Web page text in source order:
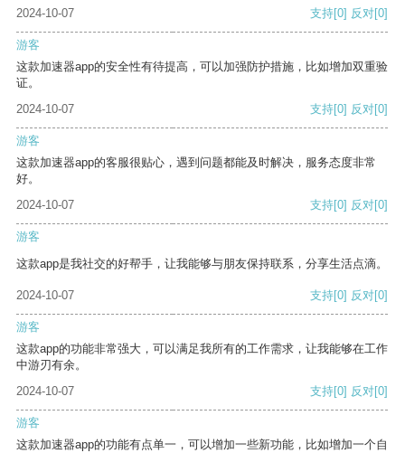
2024-10-07
支持[0] 反对[0]
游客
这款加速器app的安全性有待提高，可以加强防护措施，比如增加双重验
证。
2024-10-07
支持[0] 反对[0]
游客
这款加速器app的客服很贴心，遇到问题都能及时解决，服务态度非常
好。
2024-10-07
支持[0] 反对[0]
游客
这款app是我社交的好帮手，让我能够与朋友保持联系，分享生活点滴。
2024-10-07 支持[0] 反对[0]
游客
这款app的功能非常强大，可以满足我所有的工作需求，让我能够在工作
中游刃有余。
2024-10-07
支持[0] 反对[0]
游客
这款加速器app的功能有点单一，可以增加一些新功能，比如增加一个自